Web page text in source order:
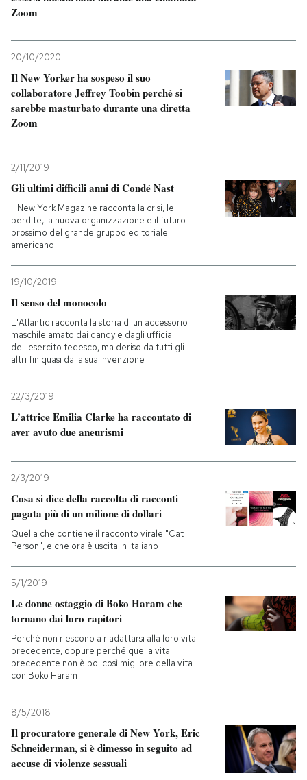
Zoom
20/10/2020
Il New Yorker ha sospeso il suo
collaboratore Jeffrey Toobin perché si
sarebbe masturbato durante una diretta
Zoom
2/11/2019
Gli ultimi difficili anni di Condé Nast
Il New York Magazine racconta la crisi, le
perdite, la nuova organizzazione e il futuro
prossimo del grande gruppo editoriale
americano
19/10/2019
Il senso del monocolo
L'Atlantic racconta la storia di un accessorio
maschile amato dai dandy e dagli ufficiali
dell'esercito tedesco, ma deriso da tutti gli
altri fin quasi dalla sua invenzione
22/3/2019
L’attrice Emilia Clarke ha raccontato di
aver avuto due aneurismi
2/3/2019
Cosa si dice della raccolta di racconti
pagata più di un milione di dollari
Quella che contiene il racconto virale "Cat
Person", e che ora è uscita in italiano
5/1/2019
Le donne ostaggio di Boko Haram che
tornano dai loro rapitori
Perché non riescono a riadattarsi alla loro vita
precedente, oppure perché quella vita
precedente non è poi così migliore della vita
con Boko Haram
8/5/2018
Il procuratore generale di New York, Eric
Schneiderman, si è dimesso in seguito ad
accuse di violenze sessuali